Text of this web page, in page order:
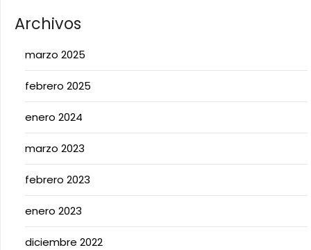
Archivos
marzo 2025
febrero 2025
enero 2024
marzo 2023
febrero 2023
enero 2023
diciembre 2022